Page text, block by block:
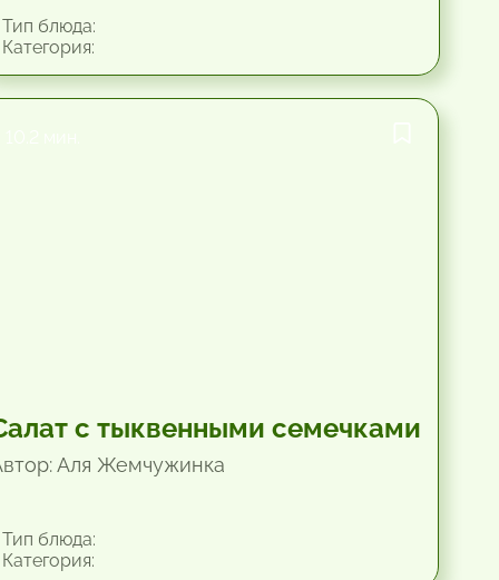
блюда:
с тыквенными семечками
Аля Жемчужинка
блюда: